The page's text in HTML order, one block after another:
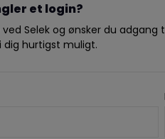
et login?
ved Selek og ønsker du
dig hurtigst muligt.